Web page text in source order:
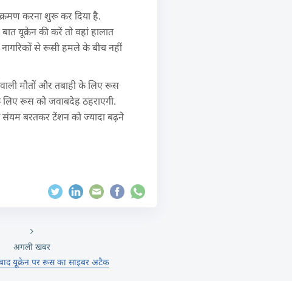
करना शुरू कर दिया है.
यूक्रेन की करें तो वहां हालात
नागरिकों से रूसी हमले के बीच नहीं
मौतों और तबाही के लिए रूस
रूस को जवाबदेह ठहराएगी.
संयम बरतकर टेंशन को ज्यादा बढ़ने
अगली खबर
यूक्रेन पर रूस का साइबर अटैक